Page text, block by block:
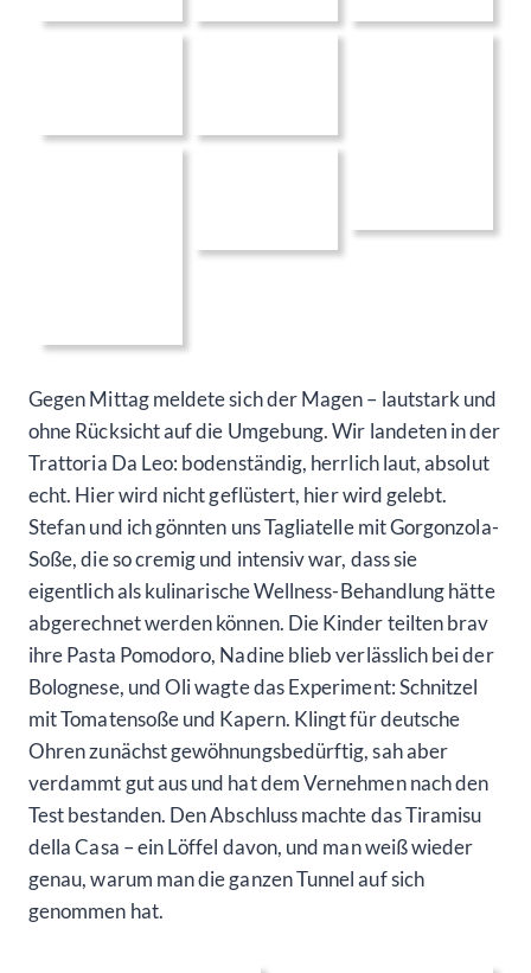
Gegen Mittag meldete sich der Magen – lautstark und
ohne Rücksicht auf die Umgebung. Wir landeten in der
Trattoria Da Leo: bodenständig, herrlich laut, absolut
echt. Hier wird nicht geflüstert, hier wird gelebt.
Stefan und ich gönnten uns Tagliatelle mit Gorgonzola-
Soße, die so cremig und intensiv war, dass sie
eigentlich als kulinarische Wellness-Behandlung hätte
abgerechnet werden können. Die Kinder teilten brav
ihre Pasta Pomodoro, Nadine blieb verlässlich bei der
Bolognese, und Oli wagte das Experiment: Schnitzel
mit Tomatensoße und Kapern. Klingt für deutsche
Ohren zunächst gewöhnungsbedürftig, sah aber
verdammt gut aus und hat dem Vernehmen nach den
Test bestanden. Den Abschluss machte das Tiramisu
della Casa – ein Löffel davon, und man weiß wieder
genau, warum man die ganzen Tunnel auf sich
genommen hat.